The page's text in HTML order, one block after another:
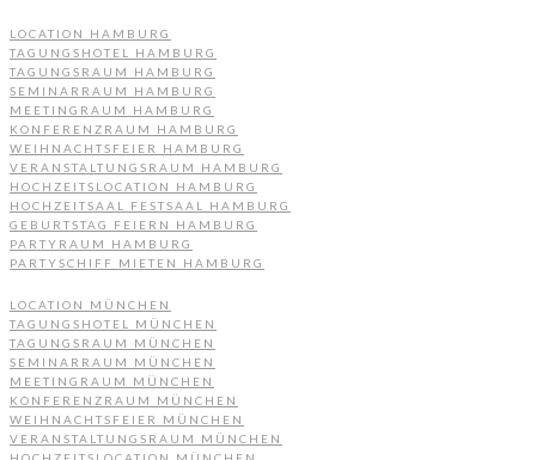
LOCATION HAMBURG
TAGUNGSHOTEL HAMBURG
TAGUNGSRAUM HAMBURG
SEMINARRAUM HAMBURG
MEETINGRAUM HAMBURG
KONFERENZRAUM HAMBURG
WEIHNACHTSFEIER HAMBURG
VERANSTALTUNGSRAUM HAMBURG
HOCHZEITSLOCATION HAMBURG
HOCHZEITSAAL FESTSAAL HAMBURG
GEBURTSTAG FEIERN HAMBURG
PARTYRAUM HAMBURG
PARTYSCHIFF MIETEN HAMBURG
LOCATION MÜNCHEN
TAGUNGSHOTEL MÜNCHEN
TAGUNGSRAUM MÜNCHEN
SEMINARRAUM MÜNCHEN
MEETINGRAUM MÜNCHEN
KONFERENZRAUM MÜNCHEN
WEIHNACHTSFEIER MÜNCHEN
VERANSTALTUNGSRAUM MÜNCHEN